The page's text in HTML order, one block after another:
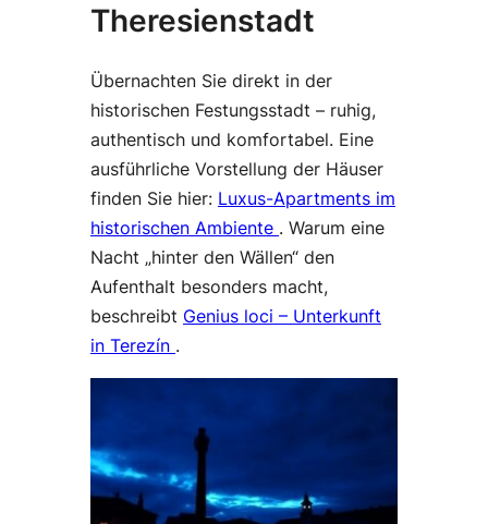
Theresienstadt
Übernachten Sie direkt in der
historischen Festungsstadt – ruhig,
authentisch und komfortabel. Eine
ausführliche Vorstellung der Häuser
finden Sie hier: Luxus-Apartments im
historischen Ambiente . Warum eine
Nacht „hinter den Wällen“ den
Aufenthalt besonders macht,
beschreibt Genius loci – Unterkunft
in Terezín .